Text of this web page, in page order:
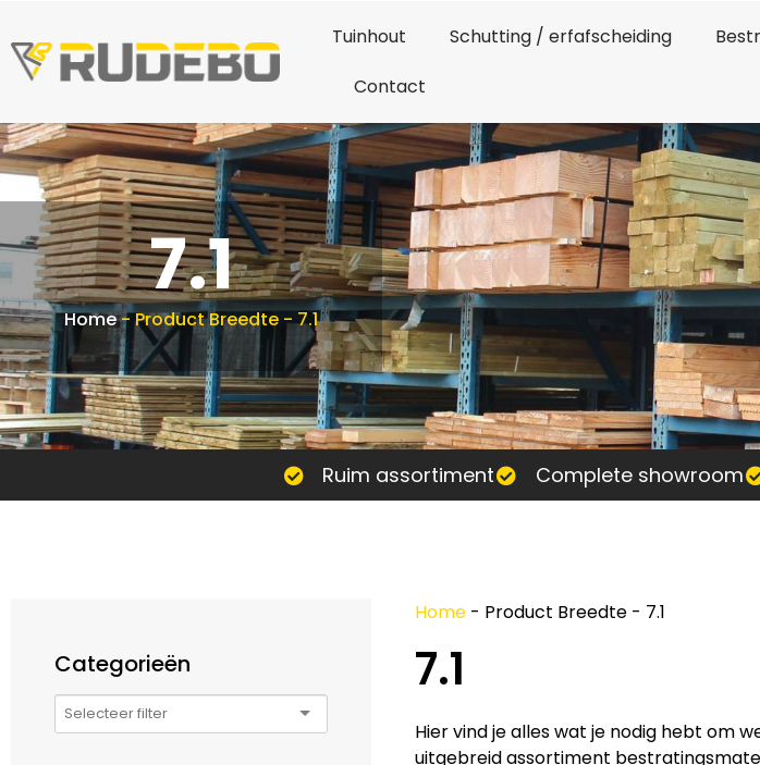
Tuinhout Schutting / erfafscheiding
Contact
7.1
Home-Product Breedte-7.1
Ruim assortiment Complete showroom
Categorieën
Home - Product Breedte - 7.1
7.1
Hier vind je alles wat je nodig hebt om
uitgebreid assortiment